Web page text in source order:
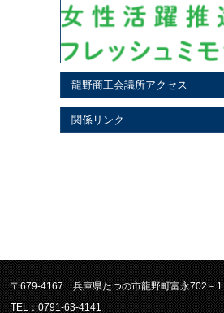
龍野商工会議所アクセス
関係リンク
〒679-4167 兵庫県たつの市龍野町富永702－1
TEL：0791-63-4141